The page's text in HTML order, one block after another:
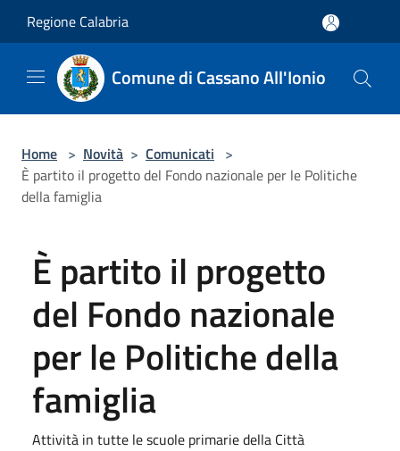
Regione Calabria
Comune di Cassano All'Ionio
Home > Novità > Comunicati >
È partito il progetto del Fondo nazionale per le Politiche
della famiglia
È partito il progetto
del Fondo nazionale
per le Politiche della
famiglia
Attività in tutte le scuole primarie della Città